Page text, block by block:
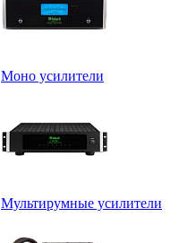
Моно усилители
Мультирумные усилители